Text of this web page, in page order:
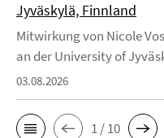
Jyväskylä, Finnland
Mitwirkung von Nicole
an der University of
03.08.2026
1 / 10